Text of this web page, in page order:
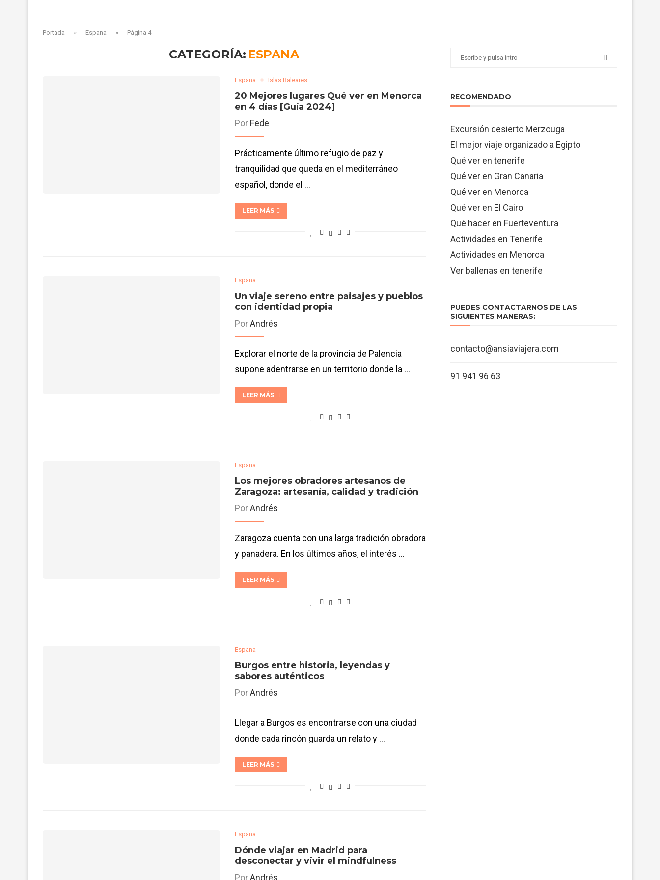
Portada » Espana » Página 4
CATEGORÍA: ESPANA
Espana Islas Baleares
20 Mejores lugares Qué ver en Menorca
en 4 días [Guía 2024]
Por Fede
Prácticamente último refugio de paz y
tranquilidad que queda en el mediterráneo
español, donde el …
LEER MÁS
Espana
Un viaje sereno entre paisajes y pueblos
con identidad propia
PorAndrés
Explorar el norte de la provincia de Palencia
supone adentrarse en un territorio donde la …
LEER MÁS
Espana
Los mejores obradores artesanos de
Zaragoza: artesanía, calidad y tradición
PorAndrés
Zaragoza cuenta con una larga tradición obradora
y panadera. En los últimos años, el interés …
LEER MÁS
Espana
Burgos entre historia, leyendas y
sabores auténticos
PorAndrés
Llegar a Burgos es encontrarse con una ciudad
donde cada rincón guarda un relato y …
LEER MÁS
Espana
Dónde viajar en Madrid para
desconectar y vivir el mindfulness
PorAndrés
RECOMENDADO
Excursión desierto Merzouga
El mejor viaje organizado a Egipto
Qué ver en tenerife
Qué ver en Gran Canaria
Qué ver en Menorca
Qué ver en El Cairo
Qué hacer en Fuerteventura
Actividades en Tenerife
Actividades en Menorca
Ver ballenas en tenerife
PUEDES CONTACTARNOS DE LAS
SIGUIENTES MANERAS:
contacto@ansiaviajera.com
91 941 96 63